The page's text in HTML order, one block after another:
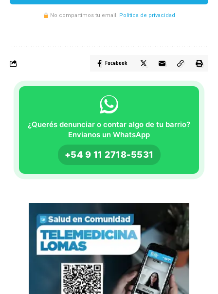
No compartimos tu email. Politica de privacidad
Facebook
¿Querés denunciar o contar algo de tu barrio?
Envianos un WhatsApp
+54 9 11 2718-5531